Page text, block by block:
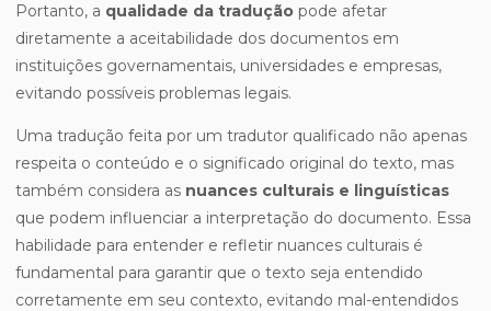
Portanto, a qualidade da tradução pode afetar
diretamente a aceitabilidade dos documentos em
instituições governamentais, universidades e empresas,
evitando possíveis problemas legais.
Uma tradução feita por um tradutor qualificado não apenas
respeita o conteúdo e o significado original do texto, mas
também considera as nuances culturais e linguísticas
que podem influenciar a interpretação do documento. Essa
habilidade para entender e refletir nuances culturais é
fundamental para garantir que o texto seja entendido
corretamente em seu contexto, evitando mal-entendidos